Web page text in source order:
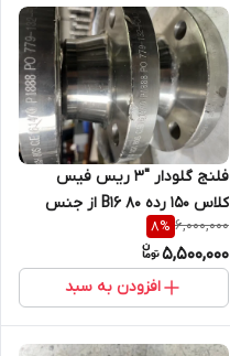
فلنج گلودار "3 ریس فیس
کلاس 150 رده 80 B16 از جنس
NACE SA182/F316 316L
6,000,000
8%
5,500,000
افزودن به سبد